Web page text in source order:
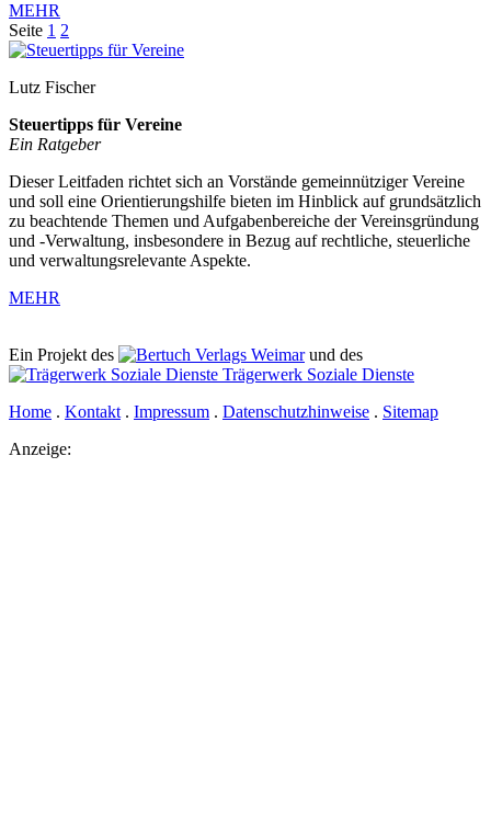
MEHR
Seite 1 2
Lutz Fischer
Steuertipps für Vereine
Ein Ratgeber
Dieser Leitfaden richtet sich an Vorstände gemeinnütziger Vereine
und soll eine Orientierungshilfe bieten im Hinblick auf grundsätzlich
zu beachtende Themen und Aufgabenbereiche der Vereinsgründung
und -Verwaltung, insbesondere in Bezug auf rechtliche, steuerliche
und verwaltungsrelevante Aspekte.
MEHR
Ein Projekt des Verlags Weimarund des
Trägerwerk Soziale Dienste
Home . Kontakt . Impressum . Datenschutzhinweise . Sitemap
Anzeige: